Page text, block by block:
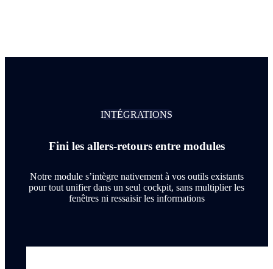
INTÉGRATIONS
Fini les allers-retours entre modules
Notre module s’intègre nativement à vos outils existants
pour tout unifier dans un seul cockpit, sans multiplier les
fenêtres ni ressaisir les informations